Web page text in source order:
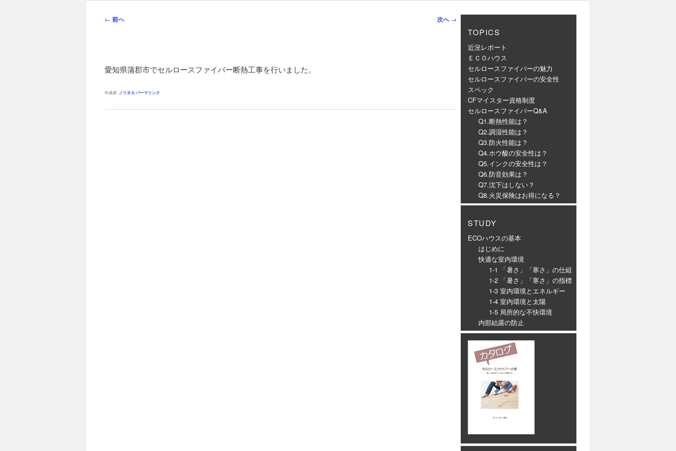
ン
投
ゲ
シ
← 前へ 次へ→
愛知県蒲郡市でセルロースファイバー断熱工事を行いました。
作成者: ノリタカ パーマリンク
TOPICS
近況レポート
ＥＣＯハウス
セルロースファイバーの魅力
セルロースファイバーの安全性
スペック
CFマイスター資格制度
セルロースファイバーQ&A
Q1.断熱性能は？
Q2.調湿性能は？
Q3.防火性能は？
Q4.ホウ酸の安全性は？
Q5.インクの安全性は？
Q6.防音効果は？
Q7.沈下はしない？
Q8.火災保険はお得になる？
STUDY
ECOハウスの基本
はじめに
快適な室内環境
1-1 「暑さ」「寒さ」の仕組
1-2 「暑さ」「寒さ」の指標
1-3 室内環境とエネルギー
1-4 室内環境と太陽
1-5 局所的な不快環境
内部結露の防止